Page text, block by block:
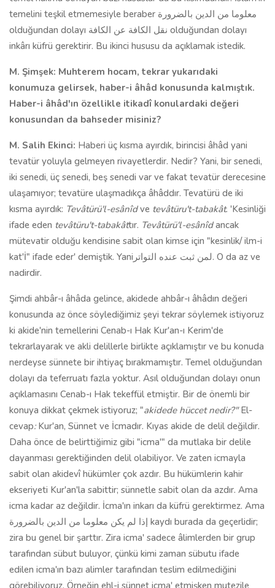
temelini teşkil etmemesiyle beraber معلوما من الدين بالضرورة
olduğundan dolayı نقل الكافة عن الكافة olduğundan dolayı
inkârı küfrü gerektirir. Bu ikinci hususu da açıklamak istedik.
M. Şimşek: Muhterem hocam, tekrar yukarıdaki
konumuza gelirsek, haber-i âhâd konusunda kalmıştık.
Haber-i âhâd'ın özellikle itikadî konulardaki değeri
konusundan da bahseder misiniz?
M. Salih Ekinci: Haberi üç kısma ayırdık, birincisi âhâd yani
tevatür yoluyla gelmeyen rivayetlerdir. Nedir? Yani, bir senedi,
iki senedi, üç senedi, beş senedi var ve fakat tevatür derecesine
ulaşamıyor; tevatüre ulaşmadıkça âhâddır. Tevatürü de iki
kısma ayırdık: Tevâtürü'l-esânîdve tevâtüru't-tabakât. 'Kesinliği
ifade eden tevâtüru't-tabakâttır. Tevâtürü'l-esânîdancak
mütevatir olduğu kendisine sabit olan kimse için "kesinlik/ ilm-i
kat'İ" ifade eder' demiştik. Yaniلمن ثبت عنده التواتر. O da az ve
nadirdir.
Şimdi ahbâr-ı âhâda gelince, akidede ahbâr-ı âhâdın değeri
konusunda az önce söylediğimiz şeyi tekrar söylemek istiyoruz
ki akide'nin temellerini Cenab-ı Hak Kur'an-ı Kerim'de
tekrarlayarak ve akli delillerle birlikte açıklamıştır ve bu konuda
nerdeyse sünnete bir ihtiyaç bırakmamıştır. Temel olduğundan
dolayı da teferruatı fazla yoktur. Asıl olduğundan dolayı onun
açıklamasını Cenab-ı Hak tekeffül etmiştir. Bir de önemli bir
konuya dikkat çekmek istiyoruz; "akidede hüccet nedir?"El-
cevap:Kur'an, Sünnet ve İcmadır. Kıyas akide de delil değildir.
Daha önce de belirttiğimiz gibi "icma'" da mutlaka bir delile
dayanması gerektiğinden delil olabiliyor. Ve zaten icmayla
sabit olan akidevî hükümler çok azdır. Bu hükümlerin kahir
ekseriyeti Kur'an'la sabittir; sünnetle sabit olan da azdır. Ama
icma kadar az değildir. İcma'ın inkarı da küfrü gerektirmez. Ama
إذا لم يكن معلوما من الدين بالضرورة kaydı burada da geçerlidir;
zira bu genel bir şarttır. Zira icma' sadece âlimlerden bir grup
tarafından sübut buluyor, çünkü kimi zaman sübutu ifade
edilen icma'ın bazı alimler tarafından teslim edilmediğini
görebiliyoruz. Örneğin ehl-i sünnet icma' etmişken mutezile